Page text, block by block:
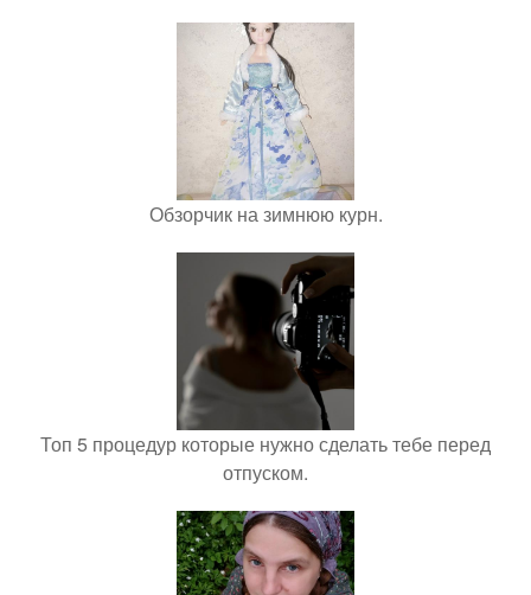
Обзорчик на зимнюю курн.
Топ 5 процедур которые нужно сделать тебе перед
отпуском.